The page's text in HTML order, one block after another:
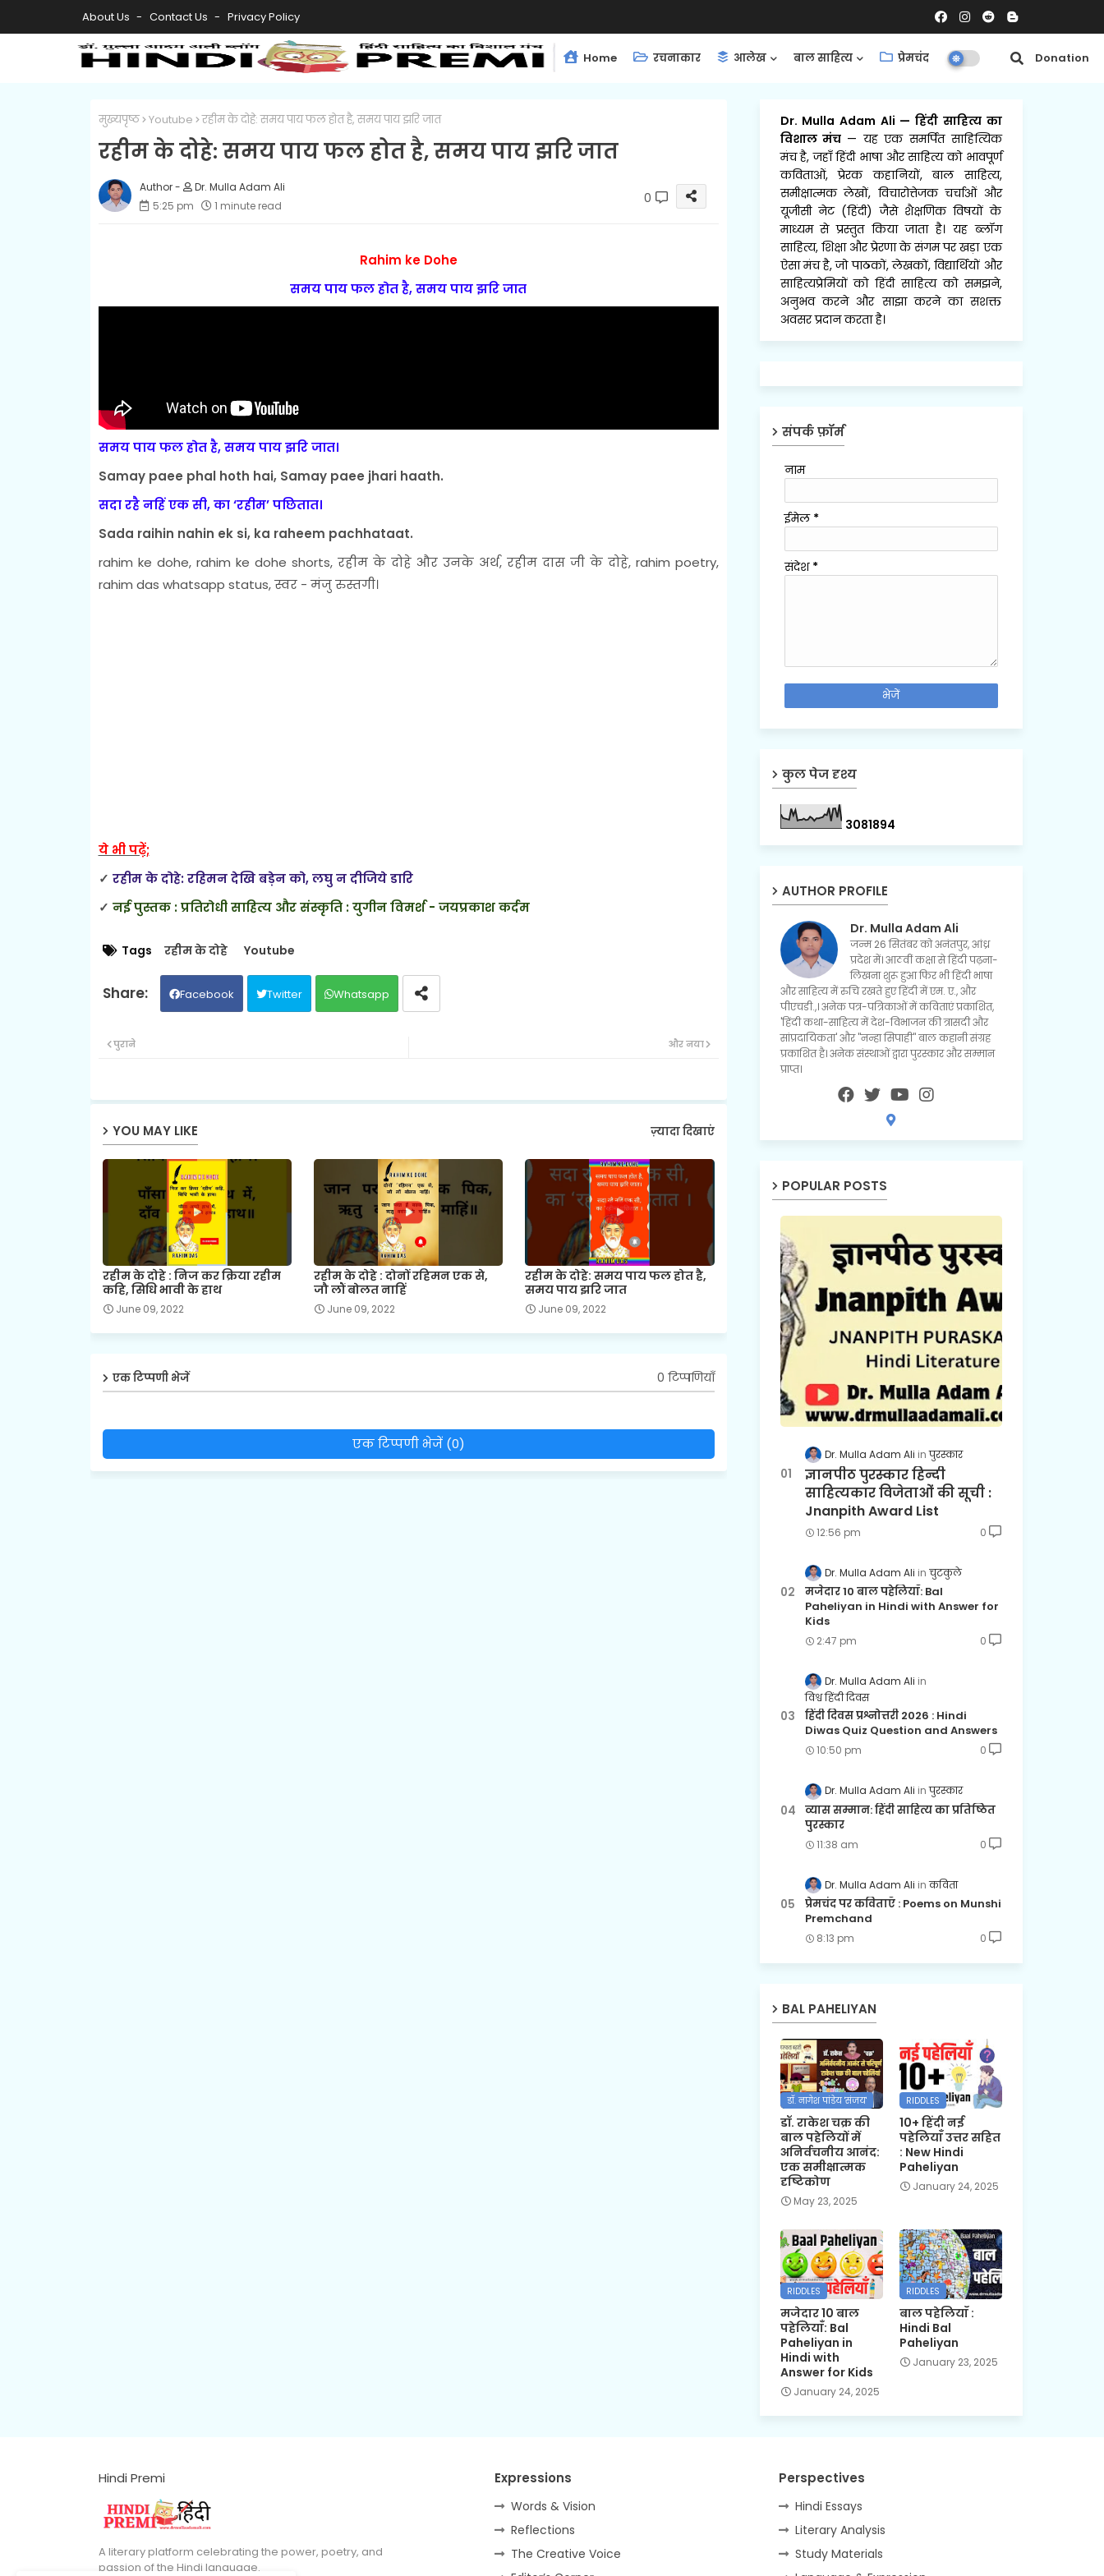
About Us Contact Us Privacy Policy
Home रचनाकार आलेख बाल साहित्य प्रेमचंद समीक्षाएँ Donation
मुख्यपृष्ठ Youtube रहीम के दोहे: समय पाय फल होत है, समय पाय झरि जात
रहीम के दोहे: समय पाय फल होत है, समय पाय झरि जात
Dr. Mulla Adam Ali
5:25 pm
1 minute read 0
Rahim ke Dohe
समय पाय फल होत है, समय पाय झरि जात
समय पाय फल होत है, समय पाय झरि जात।
Samay paee phal hoth hai, Samay paee jhari haath.
सदा रहै नहिं एक सी, का ‘रहीम’ पछितात।
Sada raihin nahin ek si, ka raheem pachhataat.
rahim ke dohe, rahim ke dohe shorts, रहीम के दोहे और उनके अर्थ, रहीम दास जी के दोहे, rahim poetry,
rahim das whatsapp status, स्वर - मंजु रुस्तगी।
ये भी पढ़ें;
✓ रहीम के दोहे: रहिमन देखि बड़ेन को, लघु न दीजिये डारि
✓ नई पुस्तक : प्रतिरोधी साहित्य और संस्कृति : युगीन विमर्श - जयप्रकाश कर्दम
Tags रहीम के दोहे Youtube
Facebook Twitter Whatsapp
और नया
पुराने
YOU MAY LIKE ज़्यादा दिखाएं
रहीम के दोहे : निज कर क्रिया रहीम
कहि, सिधि भावी के हाथ
June 09, 2022
रहीम के दोहे : दोनों रहिमन एक से,
जौ लौं बोलत नाहिं
June 09, 2022
रहीम के दोहे: समय पाय फल होत है,
समय पाय झरि जात
June 09, 2022
एक टिप्पणी भेजें 0 टिप्पणियाँ
एक टिप्पणी भेजें (0)
Dr. Mulla Adam Ali —हिंदी साहित्य का
विशाल मंच — यह एक समर्पित साहित्यिक
मंच है, जहाँ हिंदी भाषा और साहित्य को भावपूर्ण
कविताओं, प्रेरक कहानियों, बाल साहित्य,
समीक्षात्मक लेखों, विचारोत्तेजक चर्चाओं और
यूजीसी नेट (हिंदी) जैसे शैक्षणिक विषयों के
माध्यम से प्रस्तुत किया जाता है। यह ब्लॉग
साहित्य, शिक्षा और प्रेरणा के संगम पर खड़ा एक
ऐसा मंच है, जो पाठकों, लेखकों, विद्यार्थियों और
साहित्यप्रेमियों को हिंदी साहित्य को समझने,
अनुभव करने और साझा करने का सशक्त
अवसर प्रदान करता है।
संपर्क फ़ॉर्म
नाम
ईमेल *
संदेश *
कुल पेज दृश्य
3081894
AUTHOR PROFILE
Dr. Mulla Adam Ali
जन्म 26 सितंबर को अनंतपुर, आंध्र
प्रदेश में। आठवीं कक्षा से हिंदी पढ़ना-
लिखना शुरू हुआ फिर भी हिंदी भाषा
और साहित्य में रुचि रखते हुए हिंदी में एम. ए., और
पीएचडी.,। अनेक पत्र-पत्रिकाओं में कविताएं प्रकाशित,
'हिंदी कथा-साहित्य में देश-विभाजन की त्रासदी और
सांप्रदायिकता' और "नन्हा सिपाही" बाल कहानी संग्रह
प्रकाशित है। अनेक संस्थाओं द्वारा पुरस्कार और सम्मान
प्राप्त।
POPULAR POSTS
Dr. Mulla Adam Ali पुरस्कार
ज्ञानपीठ पुरस्कार हिन्दी
साहित्यकार विजेताओं की सूची :
Jnanpith Award List
12:56 pm 0
Dr. Mulla Adam Ali चुटकुले
मजेदार 10 बाल पहेलियाँ: Bal
Paheliyan in Hindi with Answer for
Kids
2:47 pm 0
Dr. Mulla Adam Ali
विश्व हिंदी दिवस
हिंदी दिवस प्रश्नोत्तरी 2026 : Hindi
Diwas Quiz Question and Answers
10:50 pm 0
Dr. Mulla Adam Ali पुरस्कार
व्यास सम्मान: हिंदी साहित्य का प्रतिष्ठित
पुरस्कार
11:38 am 0
Dr. Mulla Adam Ali कविता
प्रेमचंद पर कविताएँ : Poems on Munshi
Premchand
8:13 pm 0
BAL PAHELIYAN
डॉ. नागेश पांडेय 'संजय'
डॉ. राकेश चक्र की
बाल पहेलियों में
अनिर्वचनीय आनंद:
एक समीक्षात्मक
दृष्टिकोण
May 23, 2025
RIDDLES
10+ हिंदी नई
पहेलियाँ उत्तर सहित
: New Hindi
Paheliyan
January 24, 2025
RIDDLES
मजेदार 10 बाल
पहेलियाँ: Bal
Paheliyan in
Hindi with
Answer for Kids
January 24, 2025
RIDDLES
बाल पहेलियाँ :
Hindi Bal
Paheliyan
January 23, 2025
Hindi Premi
A literary platform celebrating the power, poetry, and
passion of the Hindi language.
Expressions
Words & Vision
Reflections
The Creative Voice
Perspectives
Hindi Essays
Literary Analysis
Study Materials